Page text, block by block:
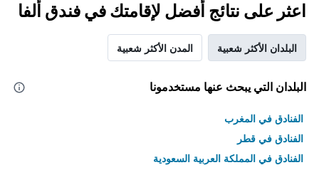
اعثر على نتائج أفضل لإقامتك في فندق ألفا
البلدان الأكثر شعبية المدن الأكثر شعبية
البلدان التي يبحث عنها مستخدمونا
الفنادق في المغرب
الفنادق في قطر
الفنادق في المملكة العربية السعودية